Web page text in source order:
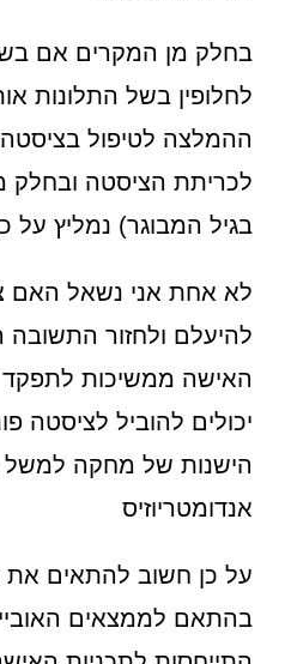
בחלק מן המקרים אם
לחלופין בשל התלונות
ההמלצה לטיפול
לכריתת הציסטה ובחלק
בגיל המבוגר) נמליץ
לא אחת אני נשאל האם
להיעלם ולחזור התשובה
האישה ממשיכות לתפקד
יכולים להוביל לציסטה
הישנות של מחקה
אנדומטריוזיס
על כן חשוב להתאים את
בהתאם לממצאים